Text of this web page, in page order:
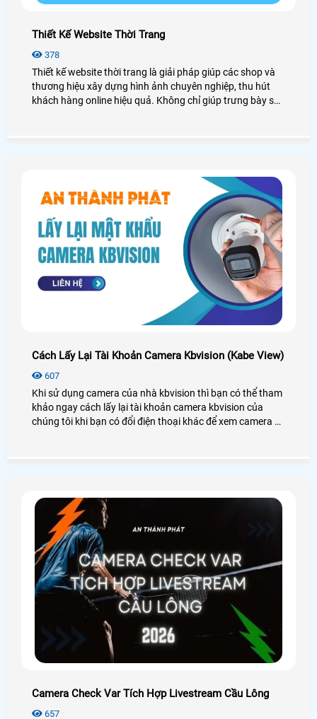
Thiết Kế Website Thời Trang
378
Thiết kế website thời trang là giải pháp giúp các shop và
thương hiệu xây dựng hình ảnh chuyên nghiệp, thu hút
khách hàng online hiệu quả. Không chỉ giúp trưng bày sản
Cách Lấy Lại Tài Khoản Camera Kbvision (Kabe View)
607
Khi sử dụng camera của nhà kbvision thì bạn có thể tham
khảo ngay cách lấy lại tài khoản camera kbvision của
chúng tôi khi bạn có đổi điện thoại khác để xem camera và
Camera Check Var Tích Hợp Livestream Cầu Lông
657